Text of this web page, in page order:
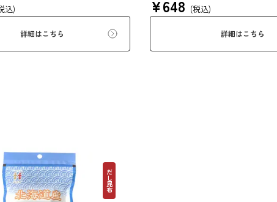
などに使われます。また、煮上
め、昆布巻や豆昆布などの総菜、
適です。
込)
詳細はこちら
¥648 (税込)
詳細はこちら
だし昆布